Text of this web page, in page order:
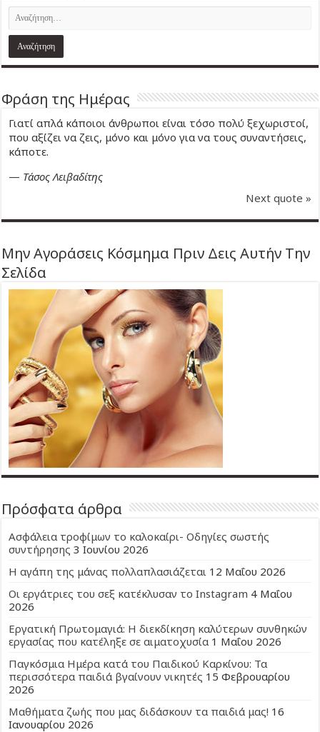
Φράση της Ημέρας
Γιατί απλά κάποιοι άνθρωποι είναι τόσο πολύ ξεχωριστοί,
που αξίζει να ζεις, μόνο και μόνο για να τους συναντήσεις,
κάποτε.
— Τάσος Λειβαδίτης
Next quote »
Μην Αγοράσεις Κόσμημα Πριν Δεις Αυτήν Την
Σελίδα
Πρόσφατα άρθρα
Ασφάλεια τροφίμων το καλοκαίρι- Οδηγίες σωστής
συντήρησης 3 Ιουνίου 2026
Η αγάπη της μάνας πολλαπλασιάζεται 12 Μαΐου 2026
Οι εργάτριες του σεξ κατέκλυσαν το Instagram 4 Μαΐου
2026
Εργατική Πρωτομαγιά: Η διεκδίκηση καλύτερων συνθηκών
εργασίας που κατέληξε σε αιματοχυσία 1 Μαΐου 2026
Παγκόσμια Ημέρα κατά του Παιδικού Καρκίνου: Τα
περισσότερα παιδιά βγαίνουν νικητές 15 Φεβρουαρίου
2026
Μαθήματα ζωής που μας διδάσκουν τα παιδιά μας! 16
Ιανουαρίου 2026